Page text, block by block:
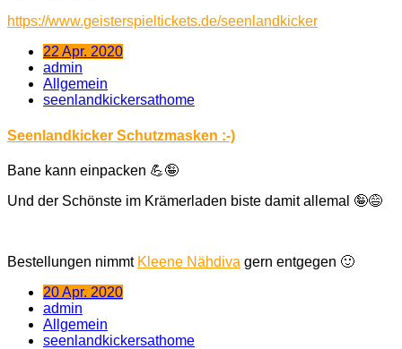
https://www.geisterspieltickets.de/seenlandkicker
22 Apr. 2020
admin
Allgemein
seenlandkickersathome
Seenlandkicker Schutzmasken :-)
Bane kann einpacken 💪🤪
Und der Schönste im Krämerladen biste damit allemal 🤪😅
Bestellungen nimmt Kleene Nähdiva gern entgegen 🙂
20 Apr. 2020
admin
Allgemein
seenlandkickersathome